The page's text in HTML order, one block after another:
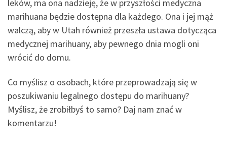
leków, ma ona nadzieję, że w przyszłości medyczna
marihuana będzie dostępna dla każdego. Ona i jej mąż
walczą, aby w Utah również przeszła ustawa dotycząca
medycznej marihuany, aby pewnego dnia mogli oni
wrócić do domu.
Co myślisz o osobach, które przeprowadzają się w
poszukiwaniu legalnego dostępu do marihuany?
Myślisz, że zrobiłbyś to samo? Daj nam znać w
komentarzu!